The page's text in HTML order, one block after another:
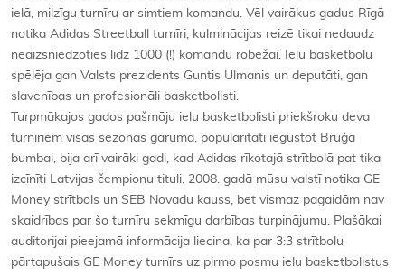
ielā, milzīgu turnīru ar simtiem komandu. Vēl vairākus gadus Rīgā
notika Adidas Streetball turnīri, kulminācijas reizē tikai nedaudz
neaizsniedzoties līdz 1000 (!) komandu robežai. Ielu basketbolu
spēlēja gan Valsts prezidents Guntis Ulmanis un deputāti, gan
slavenības un profesionāli basketbolisti.
Turpmākajos gados pašmāju ielu basketbolisti priekšroku deva
turnīriem visas sezonas garumā, popularitāti iegūstot Bruģa
bumbai, bija arī vairāki gadi, kad Adidas rīkotajā strītbolā pat tika
izcīnīti Latvijas čempionu tituli. 2008. gadā mūsu valstī notika GE
Money strītbols un SEB Novadu kauss, bet vismaz pagaidām nav
skaidrības par šo turnīru sekmīgu darbības turpinājumu. Plašākai
auditorijai pieejamā informācija liecina, ka par 3:3 strītbolu
pārtapušais GE Money turnīrs uz pirmo posmu ielu basketbolistus